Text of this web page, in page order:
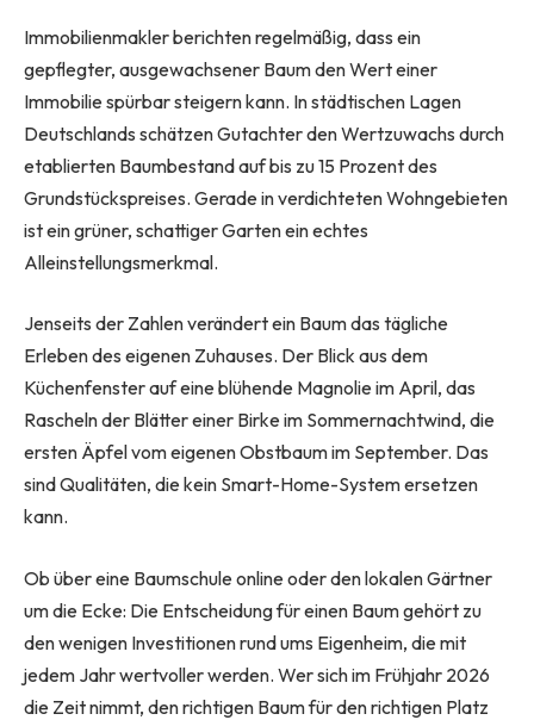
Immobilienmakler berichten regelmäßig, dass ein
gepflegter, ausgewachsener Baum den Wert einer
Immobilie spürbar steigern kann. In städtischen Lagen
Deutschlands schätzen Gutachter den Wertzuwachs durch
etablierten Baumbestand auf bis zu 15 Prozent des
Grundstückspreises. Gerade in verdichteten Wohngebieten
ist ein grüner, schattiger Garten ein echtes
Alleinstellungsmerkmal.
Jenseits der Zahlen verändert ein Baum das tägliche
Erleben des eigenen Zuhauses. Der Blick aus dem
Küchenfenster auf eine blühende Magnolie im April, das
Rascheln der Blätter einer Birke im Sommernachtwind, die
ersten Äpfel vom eigenen Obstbaum im September. Das
sind Qualitäten, die kein Smart-Home-System ersetzen
kann.
Ob über eine Baumschule online oder den lokalen Gärtner
um die Ecke: Die Entscheidung für einen Baum gehört zu
den wenigen Investitionen rund ums Eigenheim, die mit
jedem Jahr wertvoller werden. Wer sich im Frühjahr 2026
die Zeit nimmt, den richtigen Baum für den richtigen Platz